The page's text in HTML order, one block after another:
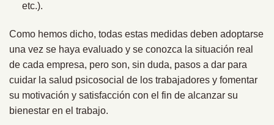
etc.).
Como hemos dicho, todas estas medidas deben adoptarse
una vez se haya evaluado y se conozca la situación real
de cada empresa, pero son, sin duda, pasos a dar para
cuidar la salud psicosocial de los trabajadores y fomentar
su motivación y satisfacción con el fin de alcanzar su
bienestar en el trabajo.